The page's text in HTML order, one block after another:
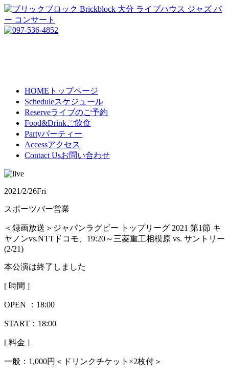
HOME トップページ
Scheduleスケジュール
Reserveライブのご予約
Food&Drinkご飲食
Partyパーティー
Accessアクセス
Contact Usお問い合わせ
2021/2/26Fri
スポーツバー営業
＜録画放送＞ジャパンラグビー トップリーグ 2021 第1節 キ
ヤノンvs.NTTドコモ、19:20～三菱重工相模原 vs. サントリー
(2/21)
本公演は終了しました
[ 時間 ]
OPEN ： 18:00
START：18:00
[ 料金 ]
一般： 1,000円＜ドリンクチケット×2枚付＞